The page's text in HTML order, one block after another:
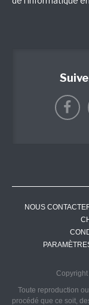
NOUS
Toute reproduction
procédé que ce soit,